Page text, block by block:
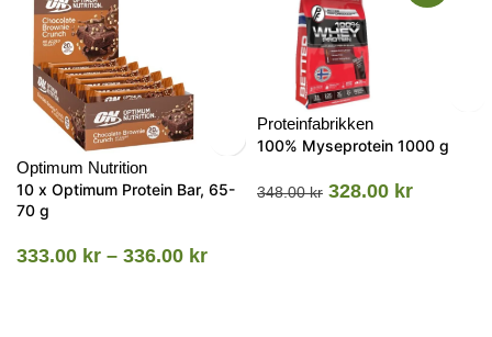
Optimum Nutrition
10 x Optimum Protein Bar, 65-
70 g
333.00 kr – 336.00 kr
Proteinfabrikken
100% Myseprotein 1000 g
348.00kr 328.00 kr